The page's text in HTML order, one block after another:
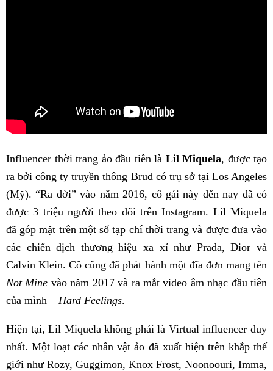
Influencer thời trang ảo đầu tiên là Lil Miquela, được tạo
ra bởi công ty truyền thông Brud có trụ sở tại Los Angeles
(Mỹ). “Ra đời” vào năm 2016, cô gái này đến nay đã có
được 3 triệu người theo dõi trên Instagram. Lil Miquela
đã góp mặt trên một số tạp chí thời trang và được đưa vào
các chiến dịch thương hiệu xa xỉ như Prada, Dior và
Calvin Klein. Cô cũng đã phát hành một đĩa đơn mang tên
Not Mine vào năm 2017 và ra mắt video âm nhạc đầu tiên
của mình – Hard Feelings.
Hiện tại, Lil Miquela không phải là Virtual influencer duy
nhất. Một loạt các nhân vật ảo đã xuất hiện trên khắp thế
giới như Rozy, Guggimon, Knox Frost, Noonoouri, Imma,